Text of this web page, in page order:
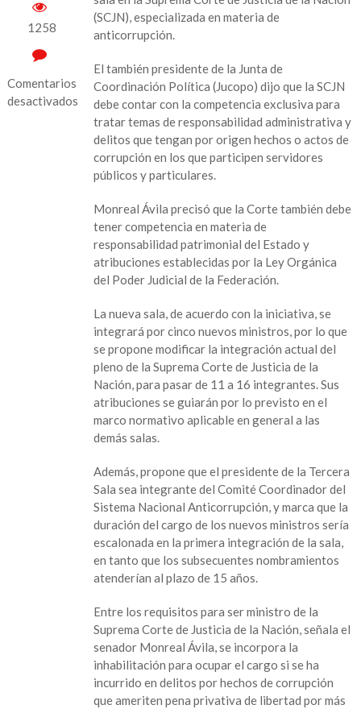
1258
Comentarios
desactivados
(SCJN), especializada en materia de
anticorrupción.
El también presidente de la Junta de
Coordinación Política (Jucopo) dijo que la SCJN
debe contar con la competencia exclusiva para
tratar temas de responsabilidad administrativa y
delitos que tengan por origen hechos o actos de
corrupción en los que participen servidores
públicos y particulares.
Monreal Ávila precisó que la Corte también debe
tener competencia en materia de
responsabilidad patrimonial del Estado y
atribuciones establecidas por la Ley Orgánica
del Poder Judicial de la Federación.
La nueva sala, de acuerdo con la iniciativa, se
integrará por cinco nuevos ministros, por lo que
se propone modificar la integración actual del
pleno de la Suprema Corte de Justicia de la
Nación, para pasar de 11 a 16 integrantes. Sus
atribuciones se guiarán por lo previsto en el
marco normativo aplicable en general a las
demás salas.
Además, propone que el presidente de la Tercera
Sala sea integrante del Comité Coordinador del
Sistema Nacional Anticorrupción, y marca que la
duración del cargo de los nuevos ministros sería
escalonada en la primera integración de la sala,
en tanto que los subsecuentes nombramientos
atenderían al plazo de 15 años.
Entre los requisitos para ser ministro de la
Suprema Corte de Justicia de la Nación, señala el
senador Monreal Ávila, se incorpora la
inhabilitación para ocupar el cargo si se ha
incurrido en delitos por hechos de corrupción
que ameriten pena privativa de libertad por más